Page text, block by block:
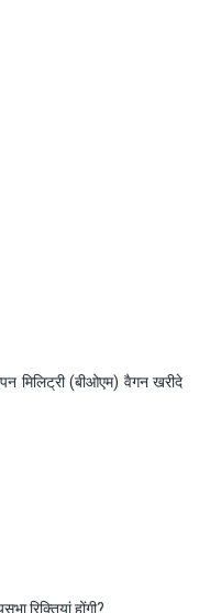
मिलिट्री (बीओएम) वैगन खरीदे
रिक्तियां होंगी?